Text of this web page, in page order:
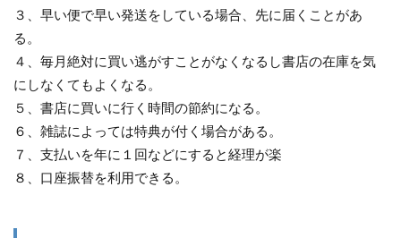
３、早い便で早い発送をしている場合、先に届くことがあ
る。
４、毎月絶対に買い逃がすことがなくなるし書店の在庫を気
にしなくてもよくなる。
５、書店に買いに行く時間の節約になる。
６、雑誌によっては特典が付く場合がある。
７、支払いを年に１回などにすると経理が楽
８、口座振替を利用できる。